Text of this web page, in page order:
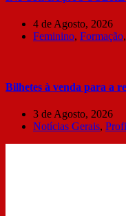
4 de Agosto, 2026
Feminino, Formação,
Bilhetes à venda para a
3 de Agosto, 2026
Notícias Gerais,